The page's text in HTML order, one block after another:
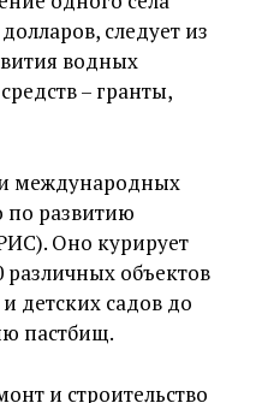
следует из
водных
– гранты,
международных
по развитию
Оно курирует
объектов
детских садов до
пастбищ.
и строительство